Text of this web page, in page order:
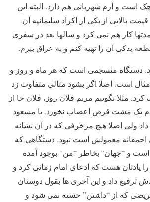
است و آرم شهربانی هم دارد. البته این
بالایی از یکی از اکراد سلیمانیه آن
کار هم نمی کرد و سالها بعد در سفری
یدکی آن را تهیه کنم و به عراق ببرم.
دستگاه منسجمی است که هر ماه و روز و
است. اصلا اگر بشود مثالی متفاوت زد
کرد. مثلا بگوییم مریم فلان روز، فلان جا از
یک مشت قرص اعصاب نخورد. یا مسعود
ولی اصلا هیچ مزخرفی که در آن نشانه
احمقانه معمولش است نبود. دستگاهی که
و “جهان” بخاطر “من” بوجود آمده
هست که ادعای امام زمانی کرد و
ترفیع داد و این آخری ها بقول دوستان
که از “داشتن” خسته نمی شود و